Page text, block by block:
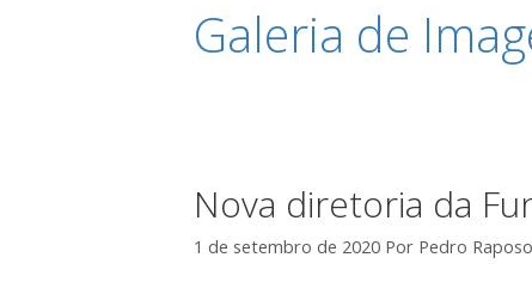
Galeria de
Nova diretoria da
1 de setembro de 2020 Por Pedro Raposo